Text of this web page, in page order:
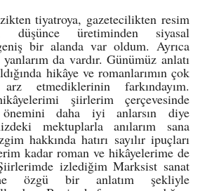
tiyatroya, gazetecilikten resim
düşünce üretiminden siyasal
bir alanda var oldum. Ayrıca
da vardır. Günümüz anlatı
hikâye ve romanlarımın çok
etmediklerinin farkındayım.
şiirlerim çerçevesinde
önemini daha iyi anlarsın diye
mektuplarla anılarım sana
hakkında hatırı sayılır ipuçları
kadar roman ve hikâyelerime de
izlediğim Marksist sanat
özgü bir anlatım şekliyle